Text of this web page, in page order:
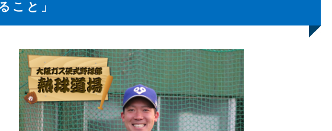
こと」